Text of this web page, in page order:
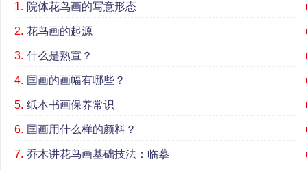
1. 院体花鸟画的写意形态
2. 花鸟画的起源
3. 什么是熟宣？
4. 国画的画幅有哪些？
5. 纸本书画保养常识
6. 国画用什么样的颜料？
7. 乔木讲花鸟画基础技法：临摹